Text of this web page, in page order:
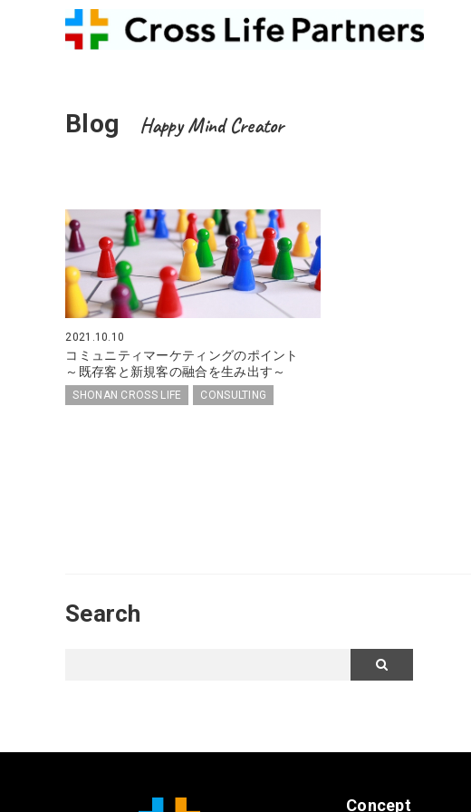
Blog Happy Mind Creator
2021.10.10
コミュニティマーケティングのポイント
～既存客と新規客の融合を生み出す～
SHONAN CROSS LIFE CONSULTING
Search
Concept